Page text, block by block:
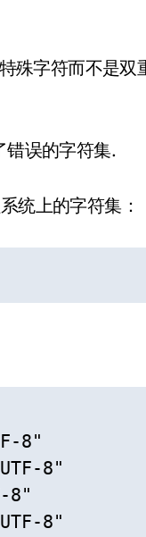
殊字符而不是双
错误的字符集.
统上的字符集：
8"
8"
8"
8"